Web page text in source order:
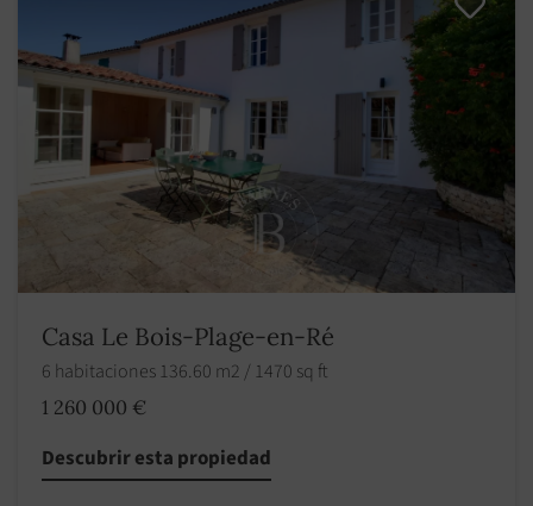
Casa Le Bois-Plage-en-Ré
6 habitaciones 136.60 m2 / 1470 sq ft
1 260 000 €
Descubrir esta propiedad